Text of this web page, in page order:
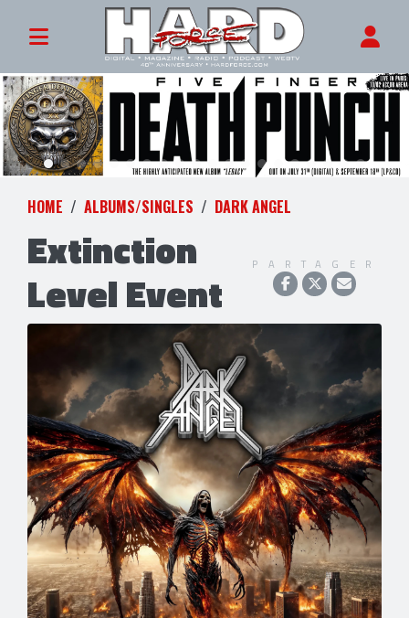
HOME ALBUMS/SINGLES DARK ANGEL
Extinction
Level Event
PARTAGER